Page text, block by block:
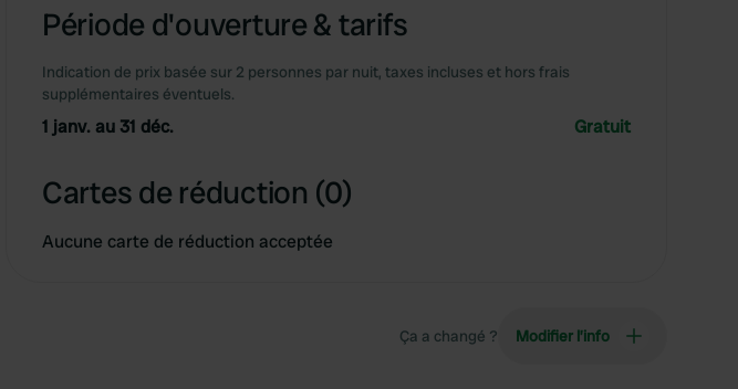
Période d'ouverture & tarifs
Indication de prix basée sur 2 personnes par nuit, taxes incluses et hors frais
supplémentaires éventuels.
1 janv. au 31 déc. Gratuit
Cartes de réduction (0)
Aucune carte de réduction acceptée
Ça a changé ? Modifier l’info